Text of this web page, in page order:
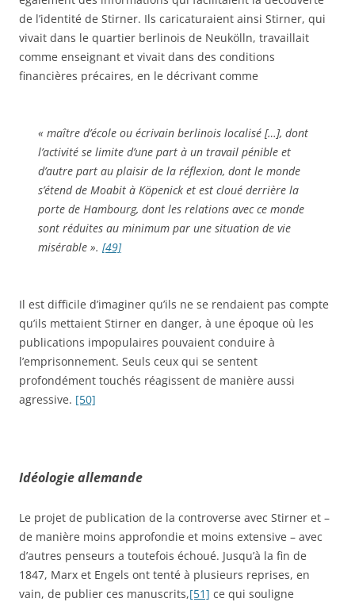
de l’identité de Stirner. Ils caricaturaient ainsi Stirner, qui
vivait dans le quartier berlinois de Neukölln, travaillait
comme enseignant et vivait dans des conditions
financières précaires, en le décrivant comme
« maître d’école ou écrivain berlinois localisé […], dont
l’activité se limite d’une part à un travail pénible et
d’autre part au plaisir de la réflexion, dont le monde
s’étend de Moabit à Köpenick et est cloué derrière la
porte de Hambourg, dont les relations avec ce monde
sont réduites au minimum par une situation de vie
misérable ». [49]
Il est difficile d’imaginer qu’ils ne se rendaient pas compte
qu’ils mettaient Stirner en danger, à une époque où les
publications impopulaires pouvaient conduire à
l’emprisonnement. Seuls ceux qui se sentent
profondément touchés réagissent de manière aussi
agressive. [50]
Idéologie allemande
Le projet de publication de la controverse avec Stirner et –
de manière moins approfondie et moins extensive – avec
d’autres penseurs a toutefois échoué. Jusqu’à la fin de
1847, Marx et Engels ont tenté à plusieurs reprises, en
vain, de publier ces manuscrits,[51] ce qui souligne